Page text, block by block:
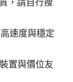
速度與穩定
置與價位友